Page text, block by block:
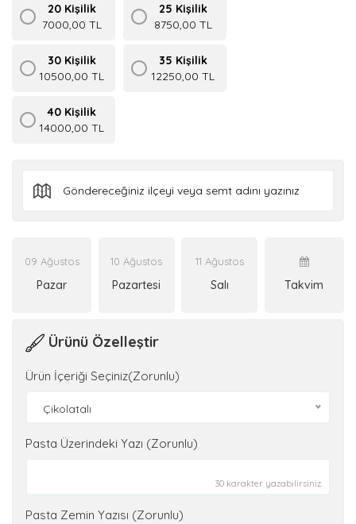
20 Kişilik
7000,00 TL
25 Kişilik
8750,00 TL
30 Kişilik
10500,00 TL
35 Kişilik
12250,00 TL
40 Kişilik
14000,00 TL
09 Ağustos
Pazar
10 Ağustos
Pazartesi
11 Ağustos
Salı Takvim
Ürünü Özelleştir
Ürün İçeriği Seçiniz(Zorunlu)
Çikolatalı
Pasta Üzerindeki Yazı (Zorunlu)
30 karakter yazabilirsiniz.
Pasta Zemin Yazısı (Zorunlu)